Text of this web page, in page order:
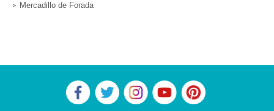
Mercadillo de Forada